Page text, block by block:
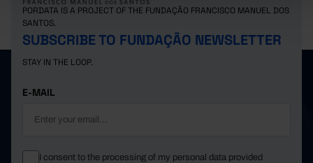
PORDATA IS A PROJECT OF THE FUNDAÇÃO FRANCISCO MANUEL DOS
SANTOS.
SUBSCRIBE TO FUNDAÇÃO NEWSLETTER
STAY IN THE LOOP.
E-MAIL
I consent to the processing of my personal data provided